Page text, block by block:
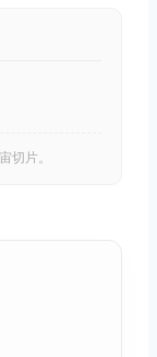
切片。